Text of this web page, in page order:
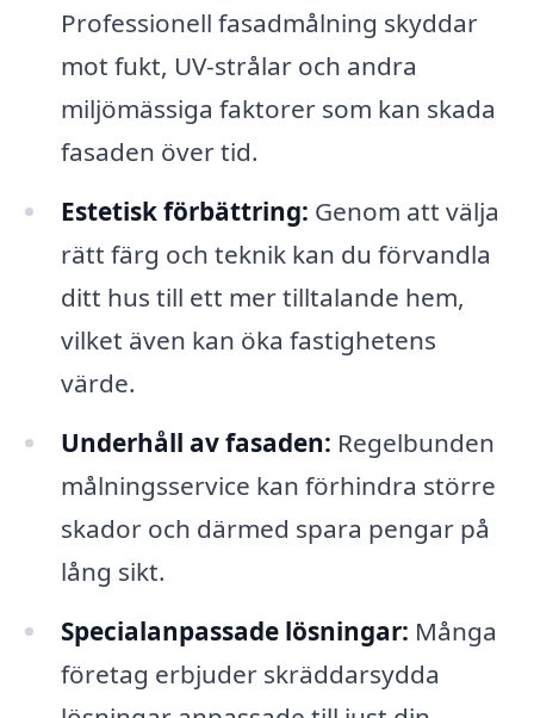
Professionell fasadmålning skyddar
mot fukt, UV-strålar och andra
miljömässiga faktorer som kan skada
fasaden över tid.
Estetisk förbättring: Genom att välja
rätt färg och teknik kan du förvandla
ditt hus till ett mer tilltalande hem,
vilket även kan öka fastighetens
värde.
Underhåll av fasaden: Regelbunden
målningsservice kan förhindra större
skador och därmed spara pengar på
lång sikt.
Specialanpassade lösningar: Många
företag erbjuder skräddarsydda